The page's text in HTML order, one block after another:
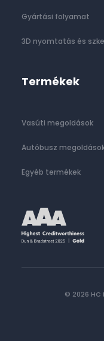
Gyártási folyamat
3D nyomtatás és
Termékek
Vasúti megoldások
Autóbusz
Egyéb termékek
© 2026 HC